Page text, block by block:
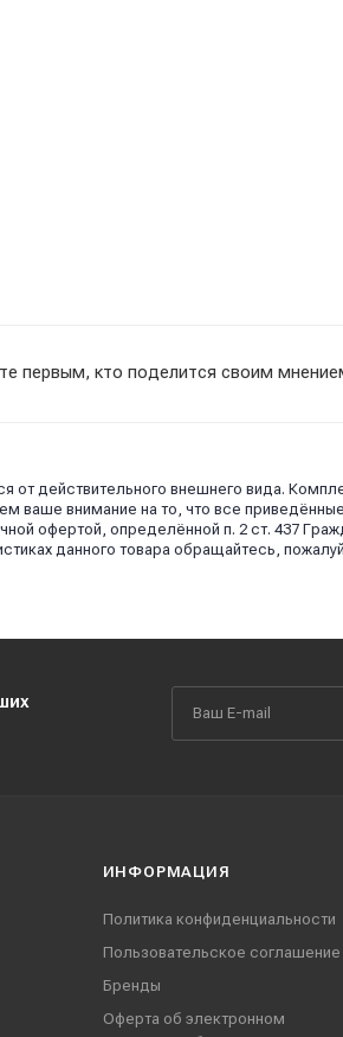
первым, кто поделится своим
от действительного внешнего вида.
внимание на то, что все
офертой, определённой п. 2 ст. 437
данного товара обращайтесь,
ИНФОРМАЦИЯ
Политика конфиденциальности
Пользовательское соглашение
Бренды
Оферта об электронном